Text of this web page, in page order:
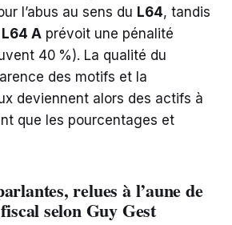
l’abus au sens du L64, tandis
L64 A prévoit une pénalité
40 %). La qualité du
des motifs et la
deviennent alors des actifs à
que les pourcentages et
relues à l’aune de
selon Guy Gest